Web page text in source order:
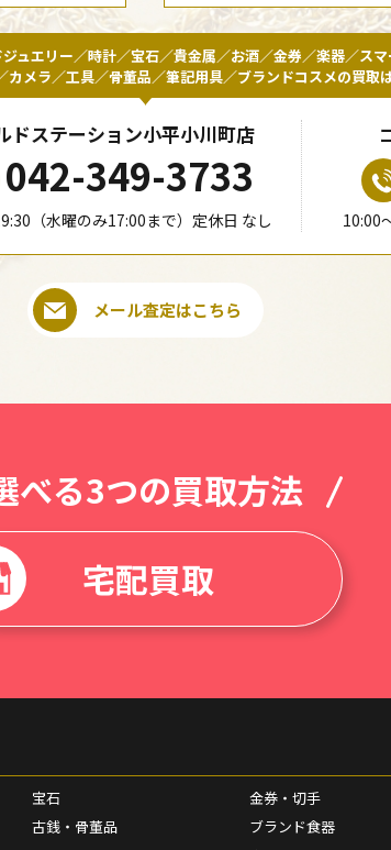
ュエリー／時計／宝石／貴金属／お酒／金券／楽器／ス
カメラ／工具／骨董品／筆記用具／ブランドコスメの買取
ドステーション小平小川町店
042-349-3733
（水曜のみ17:00まで）定休日 なし 10:00
メール査定はこちら
べる3つの買取方法
宅配買取
宝石
古銭・骨董品
金券・切手
ブランド食器